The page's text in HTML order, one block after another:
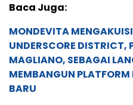
Baca Juga:
MONDEVITA
UNDERSCORE DISTRICT,
MAGLIANO, SEBAGAI
MEMBANGUN
BARU